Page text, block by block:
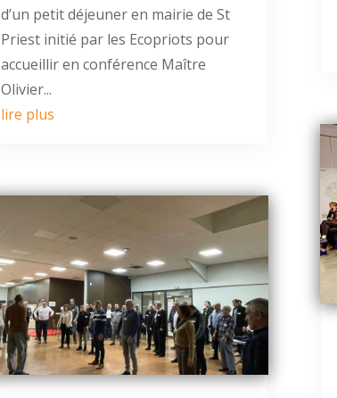
d’un petit déjeuner en mairie de St
Priest initié par les Ecopriots pour
accueillir en conférence Maître
Olivier...
lire plus